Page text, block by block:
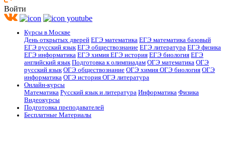
Войти
Курсы в Москве
День открытых дверей ЕГЭ математика ЕГЭ математика базовый
ЕГЭ русский язык ЕГЭ обществознание ЕГЭ литература ЕГЭ физика
ЕГЭ информатика ЕГЭ химия ЕГЭ история ЕГЭ биология ЕГЭ
английский язык Подготовка к олимпиадам ОГЭ математика ОГЭ
русский язык ОГЭ обществознание ОГЭ химия ОГЭ биология ОГЭ
информатика ОГЭ история ОГЭ литература
Онлайн-курсы
Математика Русский язык и литература Информатика Физика
Видеокурсы
Подготовка преподавателей
Бесплатные Материалы